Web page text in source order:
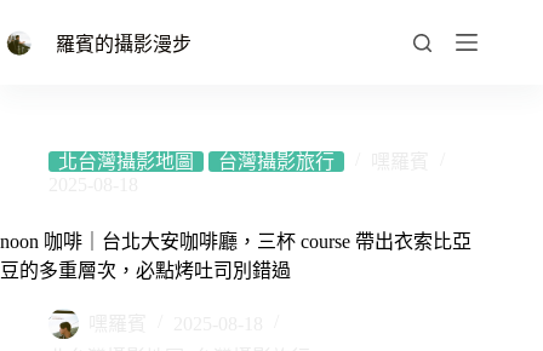
至
羅賓的攝影漫步
北台灣攝影地圖 台灣攝影旅行
noon 咖啡｜台北大安咖啡廳，三杯 course 帶出衣索比亞
豆的多重層次，必點烤吐司別錯過